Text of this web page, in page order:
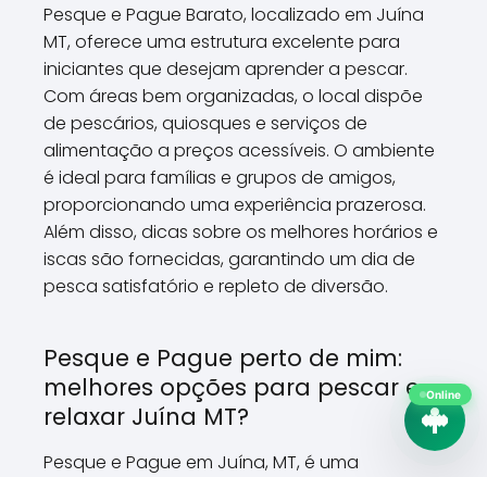
Pesque e Pague Barato, localizado em Juína
MT, oferece uma estrutura excelente para
iniciantes que desejam aprender a pescar.
Com áreas bem organizadas, o local dispõe
de pescários, quiosques e serviços de
alimentação a preços acessíveis. O ambiente
é ideal para famílias e grupos de amigos,
proporcionando uma experiência prazerosa.
Além disso, dicas sobre os melhores horários e
iscas são fornecidas, garantindo um dia de
pesca satisfatório e repleto de diversão.
Pesque e Pague perto de mim:
melhores opções para pescar e
relaxar Juína MT?
Pesque e Pague em Juína, MT, é uma
Online